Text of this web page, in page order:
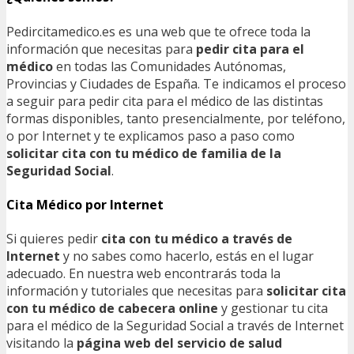
Pedircitamedico.es es una web que te ofrece toda la
información que necesitas para pedir cita para el
médicoen todas las Comunidades Autónomas,
Provincias y Ciudades de España. Te indicamos el proceso
a seguir para pedir cita para el médico de las distintas
formas disponibles, tanto presencialmente, por teléfono,
o por Internet y te explicamos paso a paso como
solicitar cita con tu médico de familia de la
Seguridad Social.
Cita Médico por Internet
Si quieres pedir cita con tu médico a través de
Internet y no sabes como hacerlo, estás en el lugar
adecuado. En nuestra web encontrarás toda la
información y tutoriales que necesitas para solicitar cita
con tu médico de cabecera online y gestionar tu cita
para el médico de la Seguridad Social a través de Internet
visitando la página web del servicio de salud